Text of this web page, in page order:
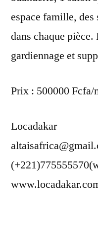
espace famille,
dans chaque
gardiennage et
Prix : 500000 Fcfa/
Locadakar